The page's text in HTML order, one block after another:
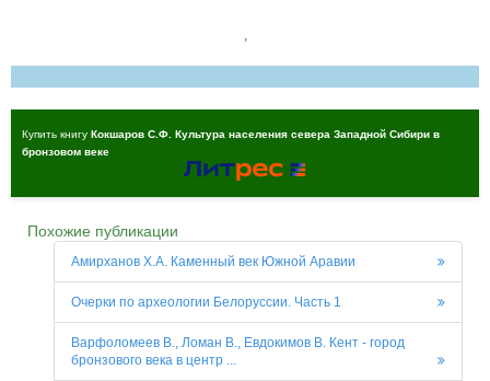
,
Купить книгу Кокшаров С.Ф. Культура населения севера Западной Сибири в
бронзовом веке
Похожие публикации
Амирханов Х.А. Каменный век Южной Аравии
Очерки по археологии Белоруссии. Часть 1
Варфоломеев В., Ломан В., Евдокимов В. Кент - город
бронзового века в центр ...